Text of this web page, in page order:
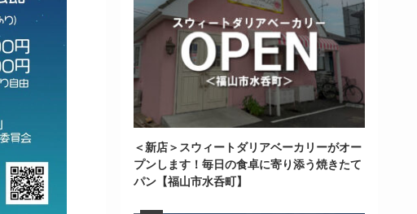
＜新店＞スウィートダリアベーカリーがオー
プンします！毎日の食卓に寄り添う焼きたて
パン【福山市水呑町】